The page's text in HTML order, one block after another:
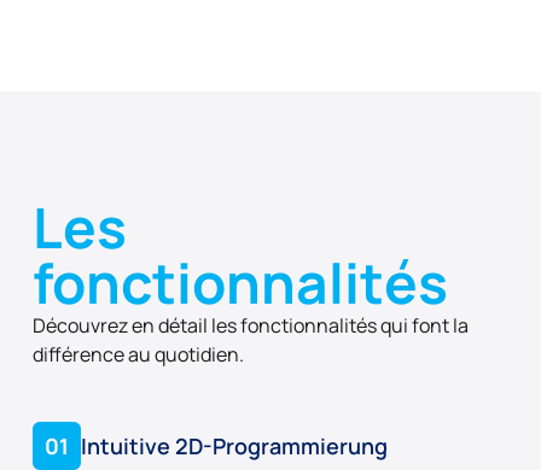
Les
fonctionnalités
Découvrez en détail les fonctionnalités qui font la
différence au quotidien.
01 Intuitive 2D-Programmierung